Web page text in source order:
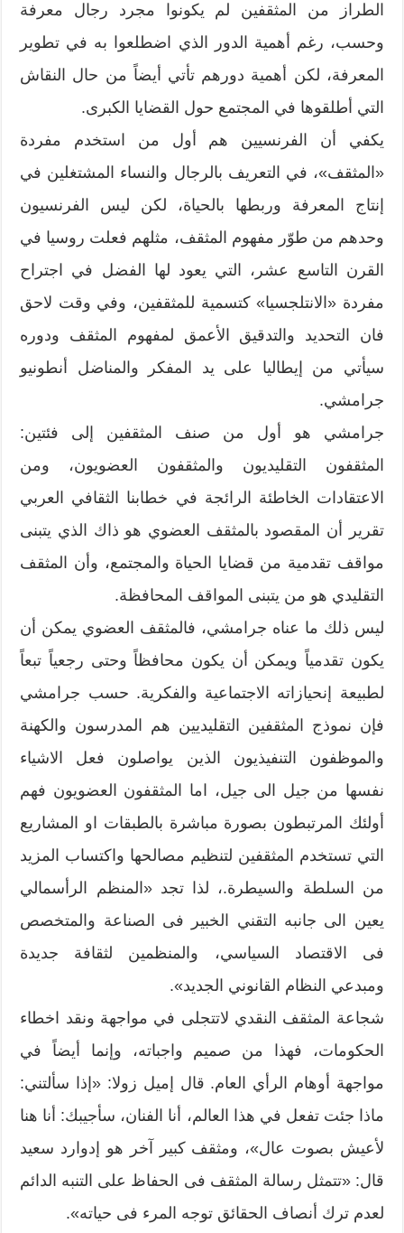
الطراز من المثقفين لم يكونوا مجرد رجال معرفة
وحسب، رغم أهمية الدور الذي اضطلعوا به في تطوير
المعرفة، لكن أهمية دورهم تأتي أيضاً من حال النقاش
التي أطلقوها في المجتمع حول القضايا الكبرى.
يكفي أن الفرنسيين هم أول من استخدم مفردة
«المثقف»، في التعريف بالرجال والنساء المشتغلين في
إنتاج المعرفة وربطها بالحياة، لكن ليس الفرنسيون
وحدهم من طوّر مفهوم المثقف، مثلهم فعلت روسيا في
القرن التاسع عشر، التي يعود لها الفضل في اجتراح
مفردة «الانتلجسيا» كتسمية للمثقفين، وفي وقت لاحق
فان التحديد والتدقيق الأعمق لمفهوم المثقف ودوره
سيأتي من إيطاليا على يد المفكر والمناضل أنطونيو
جرامشي.
جرامشي هو أول من صنف المثقفين إلى فئتين:
المثقفون التقليديون والمثقفون العضويون، ومن
الاعتقادات الخاطئة الرائجة في خطابنا الثقافي العربي
تقرير أن المقصود بالمثقف العضوي هو ذاك الذي يتبنى
مواقف تقدمية من قضايا الحياة والمجتمع، وأن المثقف
التقليدي هو من يتبنى المواقف المحافظة.
ليس ذلك ما عناه جرامشي، فالمثقف العضوي يمكن أن
يكون تقدمياً ويمكن أن يكون محافظاً وحتى رجعياً تبعاً
لطبيعة إنحيازاته الاجتماعية والفكرية. حسب جرامشي
فإن نموذج المثقفين التقليديين هم المدرسون والكهنة
والموظفون التنفيذيون الذين يواصلون فعل الاشياء
نفسها من جيل الى جيل، اما المثقفون العضويون فهم
أولئك المرتبطون بصورة مباشرة بالطبقات او المشاريع
التي تستخدم المثقفين لتنظيم مصالحها واكتساب المزيد
من السلطة والسيطرة.، لذا تجد «المنظم الرأسمالي
يعين الى جانبه التقني الخبير فى الصناعة والمتخصص
فى الاقتصاد السياسي، والمنظمين لثقافة جديدة
ومبدعي النظام القانوني الجديد».
شجاعة المثقف النقدي لاتتجلى في مواجهة ونقد اخطاء
الحكومات، فهذا من صميم واجباته، وإنما أيضاً في
مواجهة أوهام الرأي العام. قال إميل زولا: «إذا سألتني:
ماذا جئت تفعل في هذا العالم، أنا الفنان، سأجيبك: أنا هنا
لأعيش بصوت عال»، ومثقف كبير آخر هو إدوارد سعيد
قال: «تتمثل رسالة المثقف فى الحفاظ على التنبه الدائم
لعدم ترك أنصاف الحقائق توجه المرء فى حياته».